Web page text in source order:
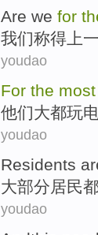
Are we for
我们称得上
youdao
For the most
他们大都玩
youdao
Residents
大部分居民
youdao